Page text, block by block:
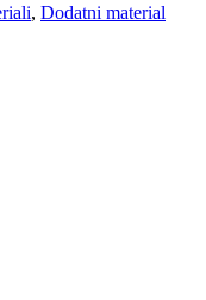
, Dodatni material